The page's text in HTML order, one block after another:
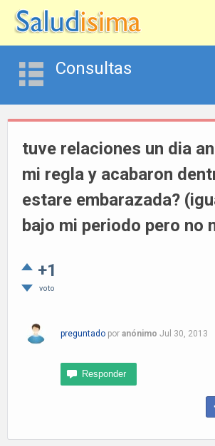
Consultas
tuve relaciones un dia
mi regla y acabaron
estare embarazada?
bajo mi periodo pero no
+1
voto
preguntado por anónimo Jul 30, 2013